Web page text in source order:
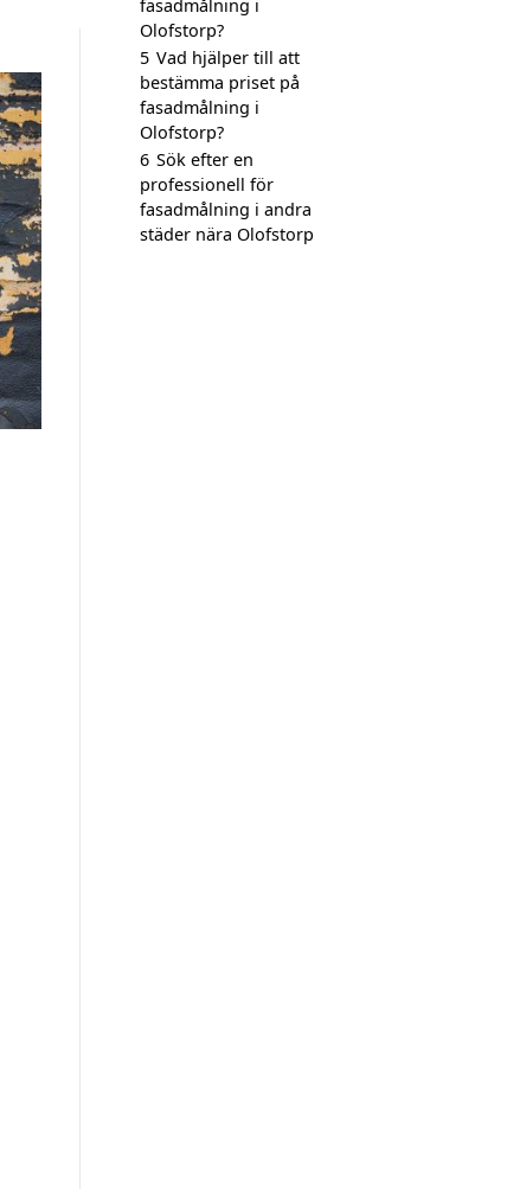
fasadmålning i
Olofstorp?
5 Vad hjälper till att
bestämma priset på
fasadmålning i
Olofstorp?
6 Sök efter en
professionell för
fasadmålning i andra
städer nära Olofstorp